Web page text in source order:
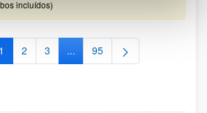
incluídos)
Página
1 Página
2 Página
3 ...Páginas intermedias Use TAB
Página
95